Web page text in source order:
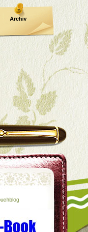
Archiv